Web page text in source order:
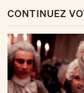
CONTINUEZ